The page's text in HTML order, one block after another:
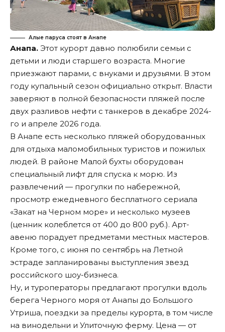
Алые паруса стоят в Анапе
Анапа. Этот курорт давно полюбили семьи с
детьми и люди старшего возраста. Многие
приезжают парами, с внуками и друзьями. В этом
году купальный сезон официально открыт. Власти
заверяют в полной безопасности пляжей после
двух разливов нефти с танкеров в декабре 2024-
го и апреле 2026 года.
В Анапе есть несколько пляжей оборудованных
для отдыха маломобильных туристов и пожилых
людей. В районе Малой бухты оборудован
специальный лифт для спуска к морю. Из
развлечений — прогулки по набережной,
просмотр ежедневного бесплатного сериала
«Закат на Черном море» и несколько музеев
(ценник колеблется от 400 до 800 руб.). Арт-
авеню порадует предметами местных мастеров.
Кроме того, с июня по сентябрь на Летной
эстраде запланированы выступления звезд
российского шоу-бизнеса.
Ну, и туроператоры предлагают прогулки вдоль
берега Черного моря от Анапы до Большого
Утриша, поездки за пределы курорта, в том числе
на винодельни и Улиточную ферму. Цена — от